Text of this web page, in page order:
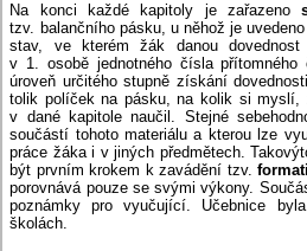
Na konci každé kapitoly je zařazeno
tzv. balančního pásku, u něhož je
stav, ve kterém žák danou
v 1. osobě jednotného čísla přítomného
úroveň určitého stupně získání
tolik políček na pásku, na kolik si myslí,
v dané kapitole naučil. Stejné
součástí tohoto materiálu a kterou lze
práce žáka i v jiných předmětech.
být prvním krokem k zavádění tzv.
porovnává pouze se svými výkony.
poznámky pro vyučující. Učebnice
školách.